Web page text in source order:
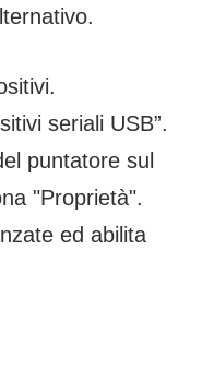
seriali USB”.
puntatore sul
"Proprietà".
ed abilita